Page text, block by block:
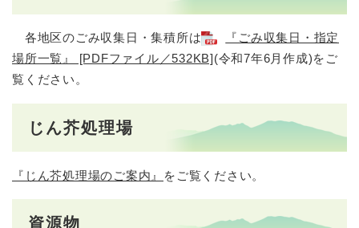
各地区のごみ収集日・集積所は
『ごみ収集日・指定
場所一覧』 [PDFファイル／532KB](令和7年6月作成)をご
覧ください。
じん芥処理場
『じん芥処理場のご案内』 をご覧ください。
資源物